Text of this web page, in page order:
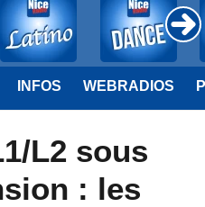
INFOS WEBRADIOS
L2 sous
: les